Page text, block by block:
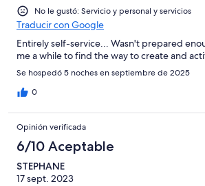
No le gustó: Servicio y personal y servicios
Traducir con Google
Entirely self-service... Wasn't prepared
me a while to find the way to create and
Se hospedó 5 noches en septiembre de 2025
0
Opinión verificada
6/10 Aceptable
STEPHANE
17 sept. 2023